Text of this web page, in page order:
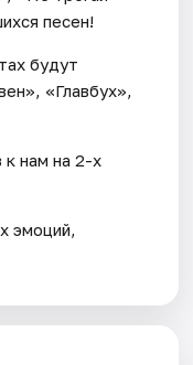
песен!
будут
«Главбух»,
к нам на 2-х
эмоций,